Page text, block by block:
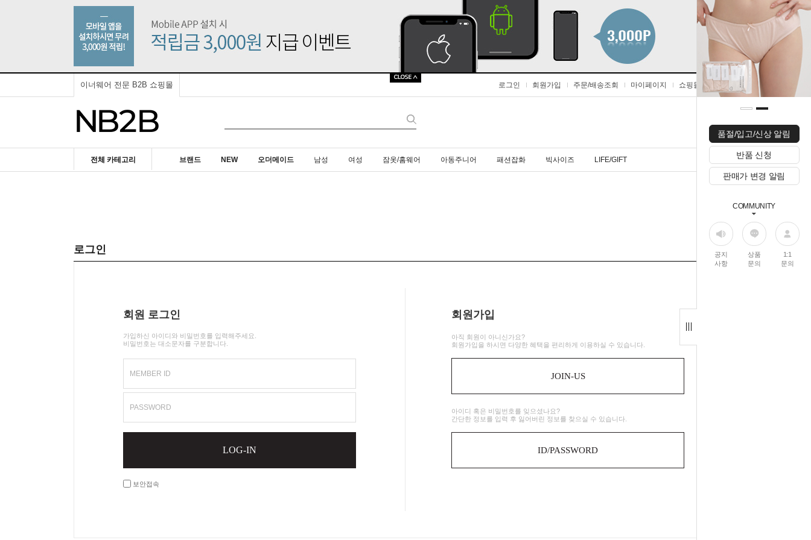
품절/입고/신상 알림
반품 신청
판매가 변경 알림
COMMUNITY
공지
사항
상품
문의
1:1
문의
이너웨어 전문 B2B 쇼핑몰 로그인 회원가입 주문/배송조회 마이페이지 쇼핑몰 즐겨찾기
전체 카테고리 브랜드 NEW 오더메이드 남성 여성 잠옷/홈웨어 아동주니어 패션잡화 빅사이즈 LIFE/GIFT
로그인
회원 로그인
가입하신 아이디와 비밀번호를 입력해주세요.
비밀번호는 대소문자를 구분합니다.
MEMBER ID
PASSWORD
LOG-IN
보안접속
회원가입
아직 회원이 아니신가요?
회원가입을 하시면 다양한 혜택을 편리하게 이용하실 수 있습니다.
JOIN-US
아이디 혹은 비밀번호를 잊으셨나요?
간단한 정보를 입력 후 잃어버린 정보를 찾으실 수 있습니다.
ID/PASSWORD